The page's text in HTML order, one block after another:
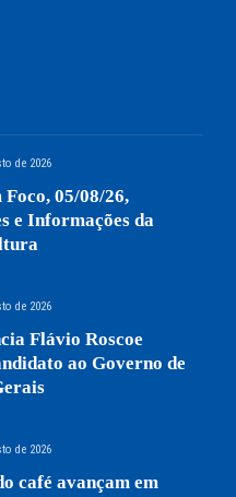
de 2026
Foco, 05/08/26,
e Informações da
de 2026
Flávio Roscoe
ao Governo de
de 2026
café avançam em